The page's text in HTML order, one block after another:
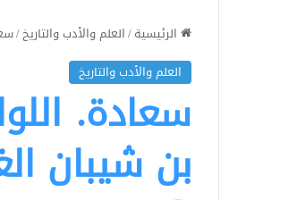
الرئيسية/العلم والأدب والتاريخ/
العلم والأدب والتاريخ
سعادة.
بن شيبان